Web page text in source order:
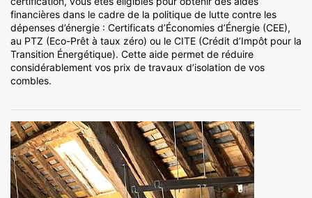
financières dans le cadre de la politique de lutte contre les
dépenses d’énergie : Certificats d’Économies d’Énergie (CEE),
au PTZ (Eco-Prêt à taux zéro) ou le CITE (Crédit d’Impôt pour la
Transition Énergétique). Cette aide permet de réduire
considérablement vos prix de travaux d’isolation de vos
combles.